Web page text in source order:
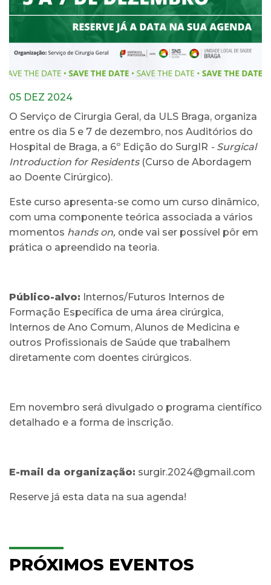
05 DEZ 2024
O Serviço de Cirurgia Geral, da ULS Braga, organiza
entre os dia 5 e 7 de dezembro, nos Auditórios do
Hospital de Braga, a 6º Edição do SurgIR - Surgical
Introduction for Residents(Curso de Abordagem
ao Doente Cirúrgico).
Este curso apresenta-se como um curso dinâmico,
com uma componente teórica associada a vários
momentos hands on, onde vai ser possível pôr em
prática o apreendido na teoria.
Público-alvo: Internos/Futuros Internos de
Formação Específica de uma área cirúrgica,
Internos de Ano Comum, Alunos de Medicina e
outros Profissionais de Saúde que trabalhem
diretamente com doentes cirúrgicos.
Em novembro será divulgado o programa científico
detalhado e a forma de inscrição.
E-mail da organização: surgir.2024@gmail.com
Reserve já esta data na sua agenda!
PRÓXIMOS EVENTOS